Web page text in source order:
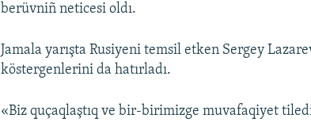
berüvniñ neticesi oldı.
Jamala yarışta Rusiyeni temsil etken Sergey
köstergenlerini da hatırladı.
«Biz quçaqlaştıq ve bir-birimizge muvafaqiyet